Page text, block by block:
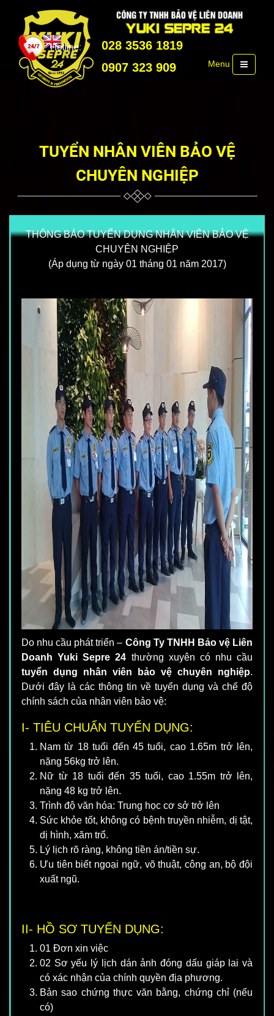
028 3536 1819
0907 323 909
Menu
TUYỂN NHÂN VIÊN BẢO VỆ
CHUYÊN NGHIỆP
THÔNG BÁO TUYỂN DỤNG NHÂN VIÊN BẢO VỆ
CHUYÊN NGHIỆP
(Áp dụng từ ngày 01 tháng 01 năm 2017)
Do nhu cầu phát triển – Công Ty TNHH Bảo vệ Liên
Doanh Yuki Sepre 24 thường xuyên có nhu cầu
tuyển dụng nhân viên bảo vệ chuyên nghiệp.
Dưới đây là các thông tin về tuyển dụng và chế độ
chính sách của nhân viên bảo vệ:
I- TIÊU CHUẨN TUYỂN DỤNG:
Nam từ 18 tuổi đến 45 tuổi, cao 1.65m trở lên,
nặng 56kg trở lên.
Nữ từ 18 tuổi đến 35 tuổi, cao 1.55m trở lên,
nặng 48 kg trở lên.
Trình độ văn hóa: Trung học cơ sở trở lên
Sức khỏe tốt, không có bệnh truyền nhiễm, dị tật,
dị hình, xăm trổ.
Lý lịch rõ ràng, không tiền án/tiền sự.
Ưu tiên biết ngoại ngữ, võ thuật, công an, bộ đội
xuất ngũ.
II- HỒ SƠ TUYỂN DỤNG:
01 Đơn xin việc
02 Sơ yếu lý lịch dán ảnh đóng dấu giáp lai và
có xác nhận của chính quyền địa phương.
Bản sao chứng thực văn bằng, chứng chỉ (nếu
có)